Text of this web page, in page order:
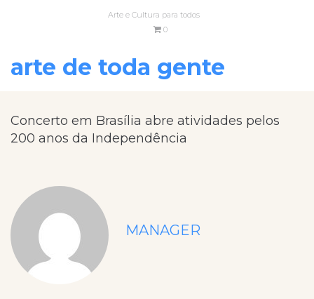
Arte e Cultura para todos
0
arte de toda gente
Concerto em Brasília abre atividades pelos
200 anos da Independência
MANAGER